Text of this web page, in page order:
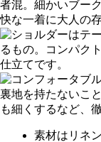
素材はリネ